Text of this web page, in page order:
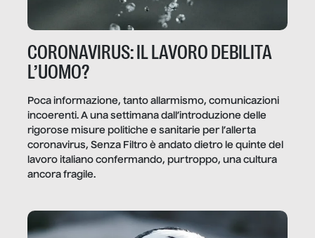
CORONAVIRUS: IL LAVORO DEBILITA
L’UOMO?
Poca informazione, tanto allarmismo, comunicazioni
incoerenti. A una settimana dall’introduzione delle
rigorose misure politiche e sanitarie per l’allerta
coronavirus, Senza Filtro è andato dietro le quinte del
lavoro italiano confermando, purtroppo, una cultura
ancora fragile.